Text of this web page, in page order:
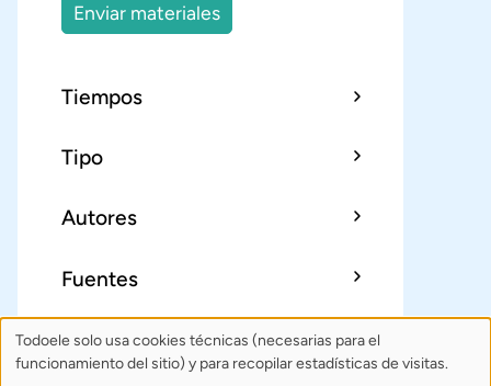
Enviar materiales
Tiempos
Tipo
Autores
Fuentes
Sobre TodoeleÍndice Publica
Uso
Todoele solo usa cookies técnicas (necesarias para el
funcionamiento del sitio) y para recopilar estadísticas de visitas.